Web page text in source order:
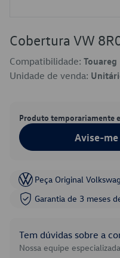
Cobertura VW
Compatibilidade: Touareg
Unidade de venda:
Produto temporariamente
Avise-
Peça Original
Garantia de 3 meses
Tem dúvidas sobre a
Nossa equipe